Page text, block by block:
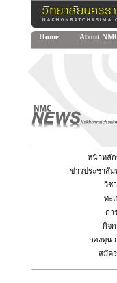
Home About
หน้าหลั
ข่าวประชาสัม
วิช
ทะ
กา
กิจ
กองทุน
สมัค